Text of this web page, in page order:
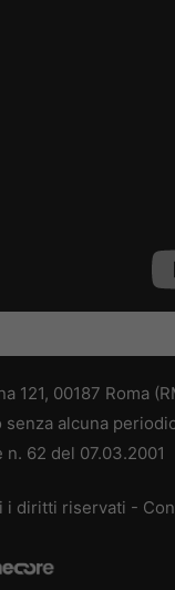
121, 00187 Roma
alcuna
62 del 07.03.2001
i diritti riservati -